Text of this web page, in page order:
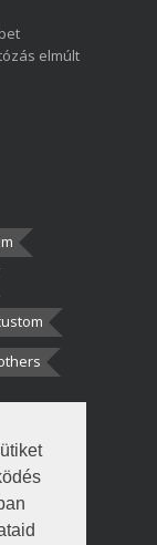
elmúlt
fél autót,